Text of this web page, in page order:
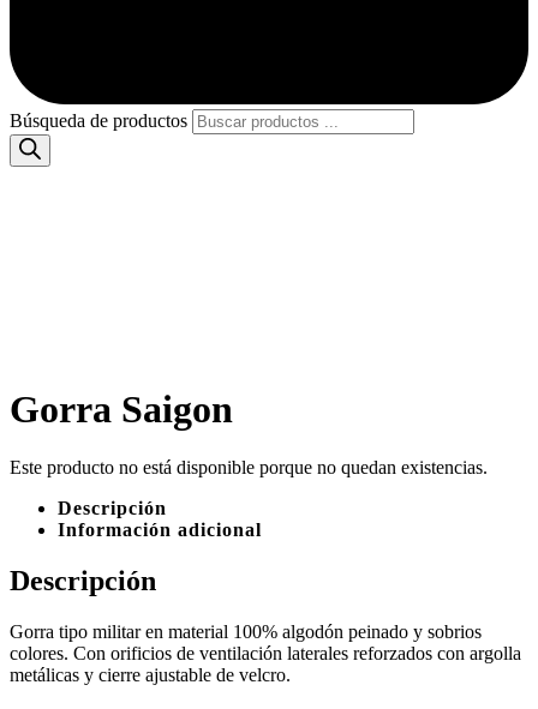
Búsqueda de productos
Gorra Saigon
Este producto no está disponible porque no quedan existencias.
Descripción
Información adicional
Descripción
Gorra tipo militar en material 100% algodón peinado y sobrios
colores. Con orificios de ventilación laterales reforzados con argolla
metálicas y cierre ajustable de velcro.